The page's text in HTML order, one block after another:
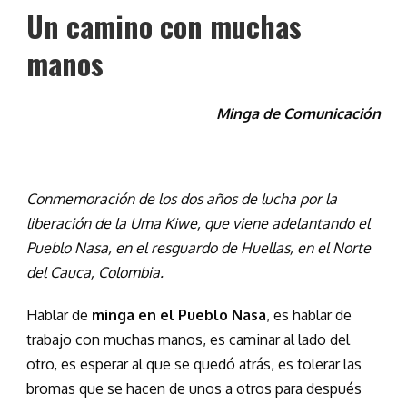
Un camino con muchas
manos
Minga de Comunicación
Conmemoración de los dos años de lucha por la
liberación de la Uma Kiwe, que viene adelantando el
Pueblo Nasa, en el resguardo de Huellas, en el Norte
del Cauca, Colombia.
Hablar de minga en el Pueblo Nasa, es hablar de
trabajo con muchas manos, es caminar al lado del
otro, es esperar al que se quedó atrás, es tolerar las
bromas que se hacen de unos a otros para después